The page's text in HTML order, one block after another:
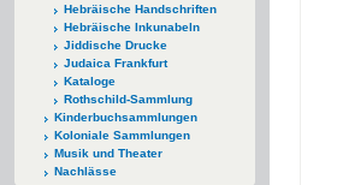
Hebräische Handschriften
Hebräische Inkunabeln
Jiddische Drucke
Judaica Frankfurt
Kataloge
Rothschild-Sammlung
Kinderbuchsammlungen
Koloniale Sammlungen
Musik und Theater
Nachlässe